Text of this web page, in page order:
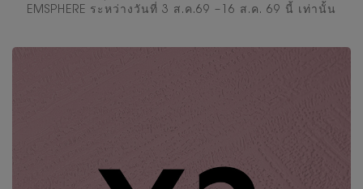
EMSPHERE ระหว่างวันที่ 3 ส.ค.69 –16 ส.ค. 69 นี้ เท่านั้น